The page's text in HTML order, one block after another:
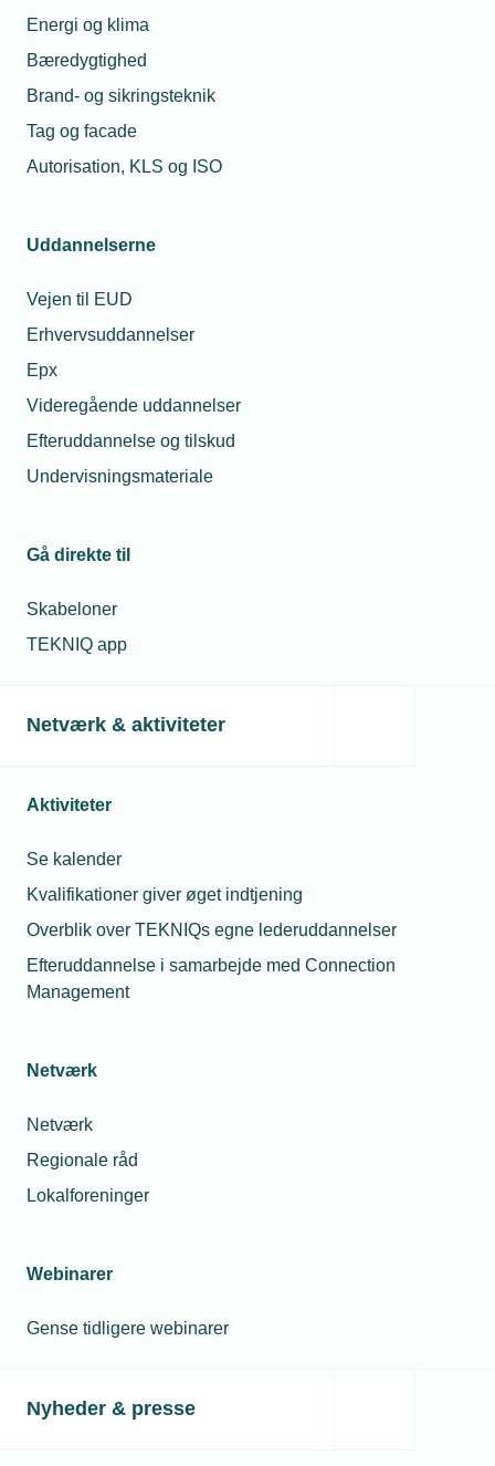
Energi og klima
Bæredygtighed
Brand- og sikringsteknik
Tag og facade
Autorisation, KLS og ISO
Uddannelserne
Vejen til EUD
Erhvervsuddannelser
Epx
Videregående uddannelser
Efteruddannelse og tilskud
Undervisningsmateriale
Gå direkte til
Skabeloner
TEKNIQ app
Netværk & aktiviteter
Aktiviteter
Se kalender
Kvalifikationer giver øget indtjening
Overblik over TEKNIQs egne lederuddannelser
Efteruddannelse i samarbejde med Connection
Management
Netværk
Netværk
Regionale råd
Lokalforeninger
Webinarer
Gense tidligere webinarer
Nyheder & presse